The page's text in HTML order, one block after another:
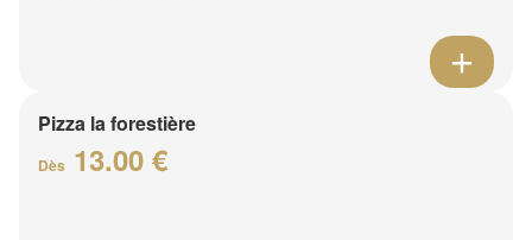
Pizza la forestière
Dès 13.00 €